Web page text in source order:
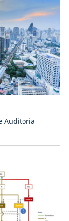
Auditoria